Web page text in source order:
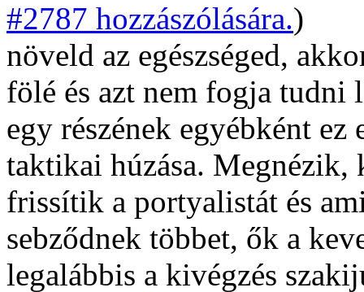
#2787 hozzászólására.)
növeld az egészséged,
fölé és azt nem fogja
egy részének egyébként ez
taktikai húzása.
frissítik a portyalistát és
sebződnek többet, ők a
legalábbis a kivégzés